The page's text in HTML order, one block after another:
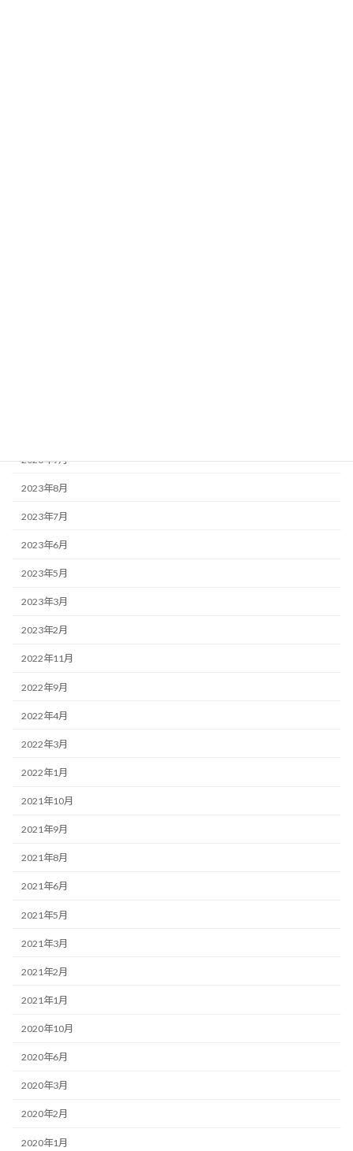
2023年9月
2023年8月
2023年7月
2023年6月
2023年5月
2023年3月
2023年2月
2022年11月
2022年9月
2022年4月
2022年3月
2022年1月
2021年10月
2021年9月
2021年8月
2021年6月
2021年5月
2021年3月
2021年2月
2021年1月
2020年10月
2020年6月
2020年3月
2020年2月
2020年1月